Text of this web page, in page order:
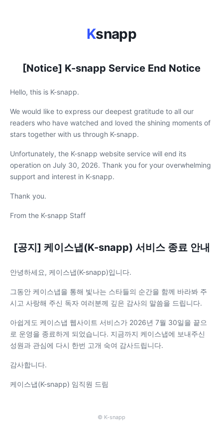
Ksnapp
[Notice] K-snapp Service End Notice
Hello, this is K-snapp.
We would like to express our deepest gratitude to all our
readers who have watched and loved the shining moments of
stars together with us through K-snapp.
Unfortunately, the K-snapp website service will end its
operation on July 30, 2026. Thank you for your overwhelming
support and interest in K-snapp.
Thank you.
From the K-snapp Staff
[공지] 케이스냅(K-snapp) 서비스 종료 안내
안녕하세요, 케이스냅(K-snapp)입니다.
그동안 케이스냅을 통해 빛나는 스타들의 순간을 함께 바라봐 주
시고 사랑해 주신 독자 여러분께 깊은 감사의 말씀을 드립니다.
아쉽게도 케이스냅 웹사이트 서비스가 2026년 7월 30일을 끝으
로 운영을 종료하게 되었습니다. 지금까지 케이스냅에 보내주신
성원과 관심에 다시 한번 고개 숙여 감사드립니다.
감사합니다.
케이스냅(K-snapp) 임직원 드림
© K-snapp